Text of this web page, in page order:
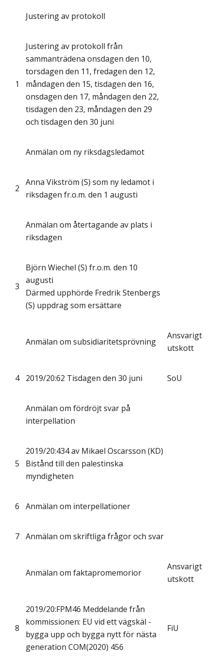
Justering av protokoll
1
Justering av protokoll från
sammanträdena onsdagen den 10,
torsdagen den 11, fredagen den 12,
måndagen den 15, tisdagen den 16,
onsdagen den 17, måndagen den 22,
tisdagen den 23, måndagen den 29
och tisdagen den 30 juni
Anmälan om ny riksdagsledamot
2
Anna Vikström (S) som ny ledamot i
riksdagen fr.o.m. den 1 augusti
Anmälan om återtagande av plats i
riksdagen
3
Björn Wiechel (S) fr.o.m. den 10
augusti
Därmed upphörde Fredrik Stenbergs
(S) uppdrag som ersättare
Anmälan om subsidiaritetsprövning
Ansvarigt
utskott
4 2019/20:62 Tisdagen den 30 juni SoU
Anmälan om fördröjt svar på
interpellation
5
2019/20:434 av Mikael Oscarsson (KD)
Bistånd till den palestinska
myndigheten
6 Anmälan om interpellationer
7 Anmälan om skriftliga frågor och svar
Anmälan om faktapromemorior
Ansvarigt
utskott
8
2019/20:FPM46 Meddelande från
kommissionen: EU vid ett vägskäl -
bygga upp och bygga nytt för nästa
generation COM(2020) 456
FiU